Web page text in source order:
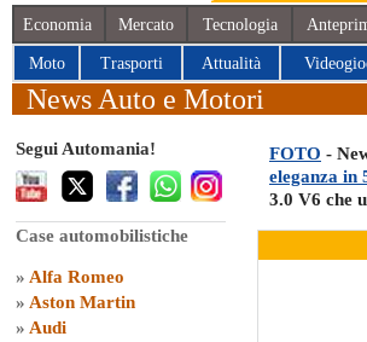
Economia Mercato Tecnologia
Moto Trasporti Attualità
News Auto e Motori
Segui Automania!
Case automobilistiche
» Alfa Romeo
» Aston Martin
» Audi
FOTO -
eleganza in
3.0 V6 che